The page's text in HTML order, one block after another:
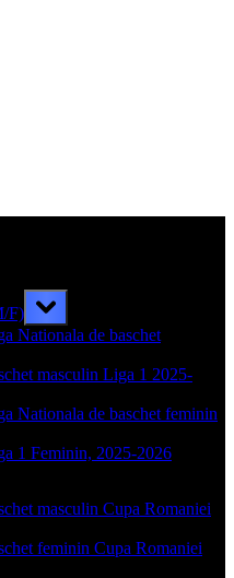
F)
Toggle
sub-
menu
Nationala de baschet
masculin Liga 1 2025-
Nationala de baschet feminin
1 Feminin, 2025-2026
masculin Cupa Romaniei
feminin Cupa Romaniei